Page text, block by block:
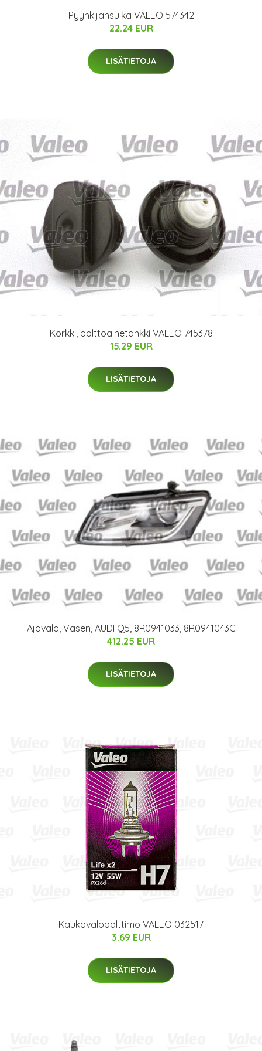
Pyyhkijänsulka VALEO 574342
22.24 EUR
LISÄTIETOJA
Korkki, polttoainetankki VALEO 745378
15.29 EUR
LISÄTIETOJA
Ajovalo, Vasen, AUDI Q5, 8R0941033, 8R0941043C
412.25 EUR
LISÄTIETOJA
Kaukovalopolttimo VALEO 032517
3.69 EUR
LISÄTIETOJA